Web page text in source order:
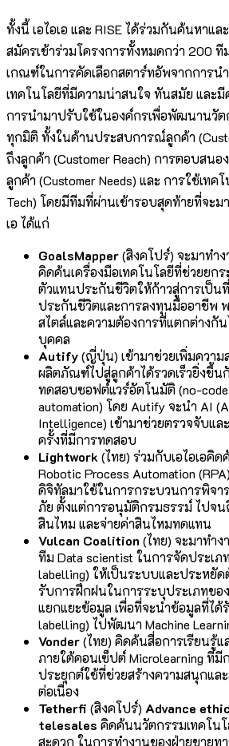
ทั้งนี้ เอไอเอ และ RISE ได้ร่วมกันค้นหาแ
สมัครเข้าร่วมโครงการทั้งหมดกว่า 200 ที
เกณฑ์ในการคัดเลือกสตาร์ทอัพจากการน
เทคโนโลยีที่มีความน่าสนใจ ทันสมัย และมี
การนำมาปรับใช้ในองค์กรเพื่อพัฒนานวั
ทุกมิติ ทั้งในด้านประสบการณ์ลูกค้า
ถึงลูกค้า (Customer Reach) การตอบสนอ
ลูกค้า (Customer Needs) และ การใช้เทค
Tech) โดยมีทีมที่ผ่านเข้ารอบสุดท้ายที่จะม
เอ ได้แก่
GoalsMapper(สิงคโปร์) จะมาทำ
คิดค้นเครื่องมือเทคโนโลยีที่ช่วยยก
ตัวแทนประกันชีวิตให้ก้าวสู่การเป็
ประกันชีวิตและการลงทุนมืออาชีพ
สไตล์และความต้องการที่แตกต่างกั
บุคคล
Autify(ญี่ปุ่น) เข้ามาช่วยเพิ่มควา
ผลิตภัณฑ์ไปสู่ลูกค้าได้รวดเร็วยิ่งขึ้
ทดสอบซอฟต์แวร์อัตโนมัติ (no-code
automation) โดย Autifyจะนำ AI
Intelligence) เข้ามาช่วยตรวจจับแ
ครั้งที่มีการทดสอบ
Lightwork (ไทย) ร่วมกับเอไอเอคิ
Robotic Process Automation
ดิจิทัลมาใช้ในการกระบวนการพิจ
ภัย ตั้งแต่การอนุมัติกรมธรรม์ ไปจน
สินไหม และจ่ายค่าสินไหมทดแทน
Vulcan Coalition (ไทย) จะมาทำง
ทีม Data scientist ในการจัดประเภ
labelling) ให้เป็นระบบและประหยั
รับการฝึกฝนในการระบุประเภทขอ
แยกแยะข้อมูล เพื่อที่จะนำข้อมูลที่ได้
labelling) ไปพัฒนา Machine
Vonder(ไทย) คิดค้นสื่อการเรียนรู้
ภายใต้คอนเซ็ปต์ Microlearning ที่มี
ประยุกต์ใช้ที่ช่วยสร้างความสนุกแล
ต่อเนื่อง
Tetherfi (สิงคโปร์) Advance
telesales คิดค้นนวัตกรรมเทคโน
สะดวก ในการทำงานของฝ่ายขายท